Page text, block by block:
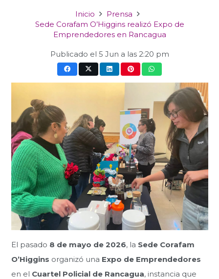
Inicio
Prensa
Sede Corafam O’Higgins realizó Expo de
Emprendedores en Rancagua
Publicado el 5 Jun a las 2:20 pm
El pasado 8 de mayo de 2026, la Sede Corafam
O’Higgins organizó una Expo de Emprendedores
en el Cuartel Policial de Rancagua, instancia que